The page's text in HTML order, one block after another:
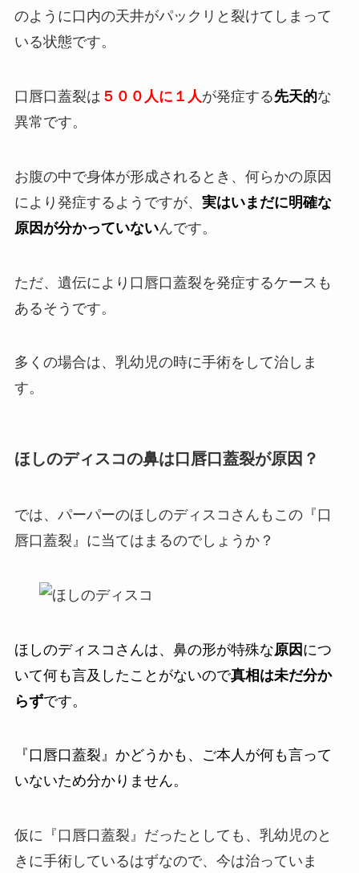
のように口内の天井がパックリと裂けてしまって
いる状態です。
口唇口蓋裂は ５００人に１人が発症する先天的な
異常です。
お腹の中で身体が形成されるとき、何らかの原因
により発症するようですが、 実はいまだに明確な
原因が分かっていないんです。
ただ、遺伝により口唇口蓋裂を発症するケースも
あるそうです。
多くの場合は、乳幼児の時に手術をして治しま
す。
ほしのディスコの鼻は口唇口蓋裂が原因？
では、パーパーのほしのディスコさんもこの『口
唇口蓋裂』に当てはまるのでしょうか？
ほしのディスコさんは、鼻の形が特殊な原因 につ
いて何も言及したことがないので真相は未だ分か
らずです。
『口唇口蓋裂』かどうかも、ご本人が何も言って
いないため分かりません。
仮に『口唇口蓋裂』だったとしても、乳幼児のと
きに手術しているはずなので、今は治っていま